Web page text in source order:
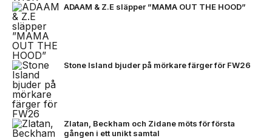
ADAAM & Z.E släpper ”MAMA OUT THE HOOD”
Stone Island bjuder på mörkare färger för FW26
Zlatan, Beckham och Zidane möts för första
gången i ett unikt samtal